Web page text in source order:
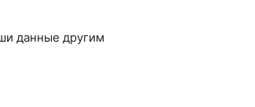
данные другим